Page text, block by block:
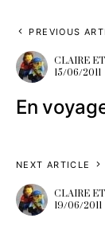
PREVIOUS
CLAIRE
15/06/2011
En
NEXT ARTICLE
CLAIRE
19/06/2011